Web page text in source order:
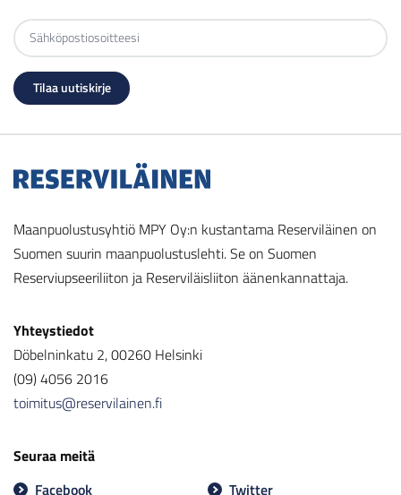
Maanpuolustusyhtiö MPY Oy:n kustantama Reserviläinen on
Suomen suurin maanpuolustuslehti. Se on Suomen
Reserviupseeriliiton ja Reserviläisliiton äänenkannattaja.
Yhteystiedot
Döbelninkatu 2, 00260 Helsinki
(09) 4056 2016
toimitus@reservilainen.fi
Seuraa meitä
Facebook
Twitter